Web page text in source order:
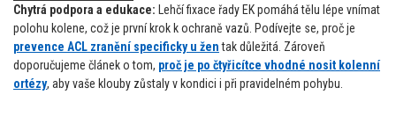
Chytrá podpora a edukace: Lehčí fixace řady EK pomáhá tělu lépe vnímat
polohu kolene, což je první krok k ochraně vazů. Podívejte se, proč je
prevence ACL zranění specificky u žentak důležitá. Zároveň
doporučujeme článek o tom, proč je po čtyřicítce vhodné nosit kolenní
ortézy, aby vaše klouby zůstaly v kondici i při pravidelném pohybu.